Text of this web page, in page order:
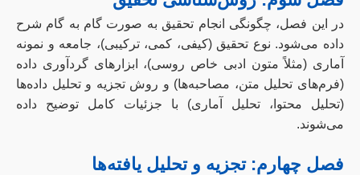
در این فصل، چگونگی انجام تحقیق به صورت گام به گام شرح
داده می‌شود. نوع تحقیق (کیفی، کمی، ترکیبی)، جامعه و نمونه
آماری (مثلاً متون ادبی خاص روسی)، ابزارهای گردآوری داده
(فرم‌های تحلیل متن، مصاحبه‌ها) و روش تجزیه و تحلیل داده‌ها
(تحلیل محتوا، تحلیل آماری) با جزئیات کامل توضیح داده
می‌شوند.
فصل چهارم: تجزیه و تحلیل یافته‌ها